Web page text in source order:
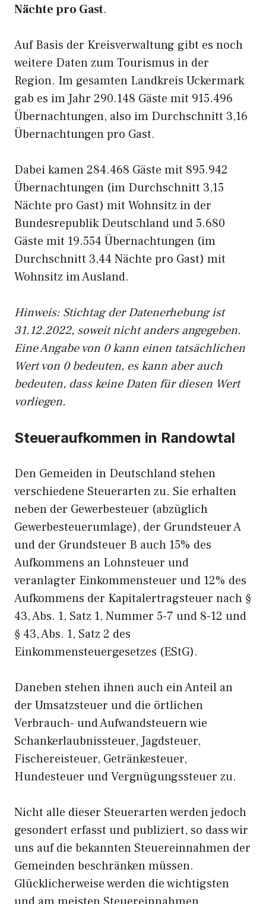
Nächte pro Gast.
Auf Basis der Kreisverwaltung gibt es noch
weitere Daten zum Tourismus in der
Region. Im gesamten Landkreis Uckermark
gab es im Jahr 290.148 Gäste mit 915.496
Übernachtungen, also im Durchschnitt 3,16
Übernachtungen pro Gast.
Dabei kamen 284.468 Gäste mit 895.942
Übernachtungen (im Durchschnitt 3,15
Nächte pro Gast) mit Wohnsitz in der
Bundesrepublik Deutschland und 5.680
Gäste mit 19.554 Übernachtungen (im
Durchschnitt 3,44 Nächte pro Gast) mit
Wohnsitz im Ausland.
Hinweis: Stichtag der Datenerhebung ist
31.12.2022, soweit nicht anders angegeben.
Eine Angabe von 0 kann einen tatsächlichen
Wert von 0 bedeuten, es kann aber auch
bedeuten, dass keine Daten für diesen Wert
vorliegen.
Steueraufkommen in Randowtal
Den Gemeiden in Deutschland stehen
verschiedene Steuerarten zu. Sie erhalten
neben der Gewerbesteuer (abzüglich
Gewerbesteuerumlage), der Grundsteuer A
und der Grundsteuer B auch 15% des
Aufkommens an Lohnsteuer und
veranlagter Einkommensteuer und 12% des
Aufkommens der Kapitalertragsteuer nach §
43, Abs. 1, Satz 1, Nummer 5-7 und 8-12 und
§ 43, Abs. 1, Satz 2 des
Einkommensteuergesetzes (EStG).
Daneben stehen ihnen auch ein Anteil an
der Umsatzsteuer und die örtlichen
Verbrauch- und Aufwandsteuern wie
Schankerlaubnissteuer, Jagdsteuer,
Fischereisteuer, Getränkesteuer,
Hundesteuer und Vergnügungssteuer zu.
Nicht alle dieser Steuerarten werden jedoch
gesondert erfasst und publiziert, so dass wir
uns auf die bekannten Steuereinnahmen der
Gemeinden beschränken müssen.
Glücklicherweise werden die wichtigsten